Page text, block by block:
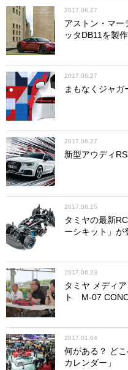
2017.06.27
アストン・マー
ッタDB11を製作
2017.06.27
まもなくジャ
2017.06.27
新型アウディ
2017.06.15
タミヤの最新
ーシキット」が
2017.06.23
タミヤ メディ
ト M-07
2017.01.04
何がある？ ど
カレンダー」